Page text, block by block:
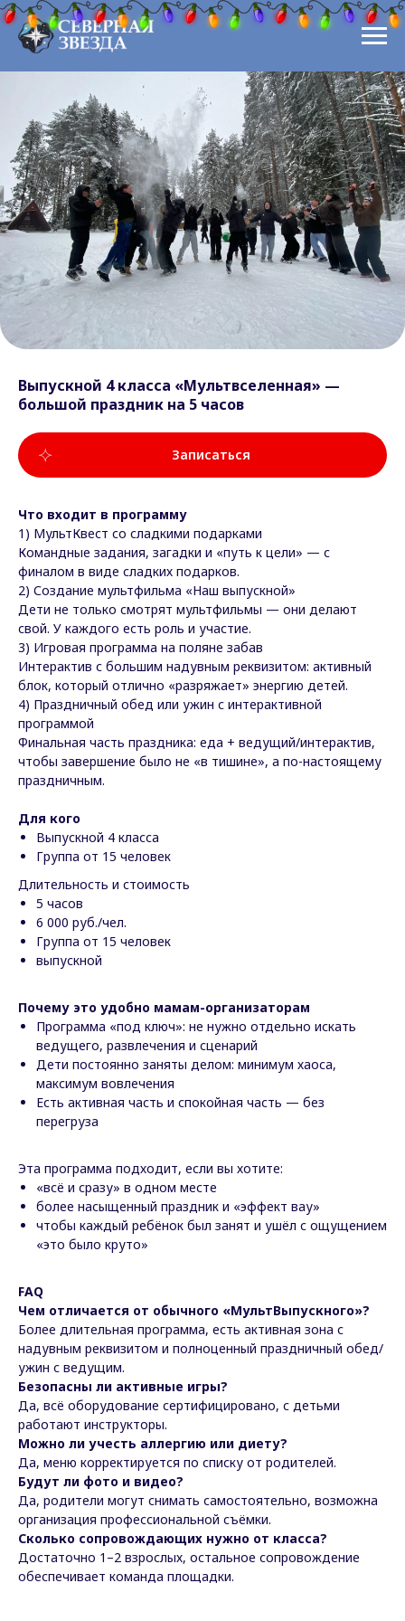
Выпускной 4 класса «Мультвселенная» —
большой праздник на 5 часов
Записаться
Что входит в программу
1) МультКвест со сладкими подарками
Командные задания, загадки и «путь к цели» — с
финалом в виде сладких подарков.
2) Создание мультфильма «Наш выпускной»
Дети не только смотрят мультфильмы — они делают
свой. У каждого есть роль и участие.
3) Игровая программа на поляне забав
Интерактив с большим надувным реквизитом: активный
блок, который отлично «разряжает» энергию детей.
4) Праздничный обед или ужин с интерактивной
программой
Финальная часть праздника: еда + ведущий/интерактив,
чтобы завершение было не «в тишине», а по-настоящему
праздничным.
Для кого
Выпускной 4 класса
Группа от 15 человек
Длительность и стоимость
5 часов
6 000 руб./чел.
Группа от 15 человек
выпускной
Почему это удобно мамам-организаторам
Программа «под ключ»: не нужно отдельно искать
ведущего, развлечения и сценарий
Дети постоянно заняты делом: минимум хаоса,
максимум вовлечения
Есть активная часть и спокойная часть — без
перегруза
Эта программа подходит, если вы хотите:
«всё и сразу» в одном месте
более насыщенный праздник и «эффект вау»
чтобы каждый ребёнок был занят и ушёл с ощущением
«это было круто»
FAQ
Чем отличается от обычного «МультВыпускного»?
Более длительная программа, есть активная зона с
надувным реквизитом и полноценный праздничный обед/
ужин с ведущим.
Безопасны ли активные игры?
Да, всё оборудование сертифицировано, с детьми
работают инструкторы.
Можно ли учесть аллергию или диету?
Да, меню корректируется по списку от родителей.
Будут ли фото и видео?
Да, родители могут снимать самостоятельно, возможна
организация профессиональной съёмки.
Сколько сопровождающих нужно от класса?
Достаточно 1–2 взрослых, остальное сопровождение
обеспечивает команда площадки.
1